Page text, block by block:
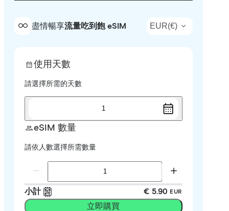
盡情暢享流量吃到飽 eSIM EUR(€)
使用天數
請選擇所需的天數
1
eSIM 數量
請依人數選擇所需數量
小計 € 5.90 EUR
立即購買